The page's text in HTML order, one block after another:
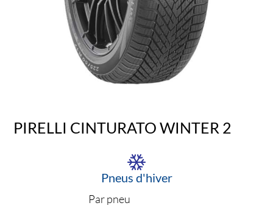
PIRELLI CINTURATO WINTER 2
Pneus d'hiver
Par pneu